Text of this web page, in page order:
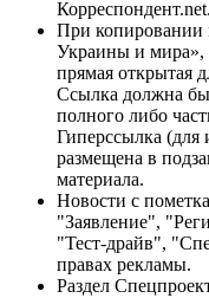
Корреспондент.net.
При копировании
Украины и мира»,
прямая открытая
Ссылка должна
полного либо
Гиперссылка (для
размещена в
материала.
Новости с
"Заявление",
"Тест-драйв",
правах рекламы.
Раздел